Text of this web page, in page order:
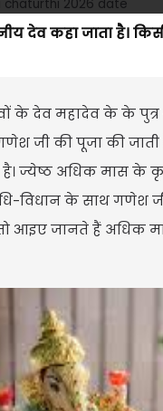
देव कहा जाता है।
के देव महादेव के के
जी की पूजा की
ज्येष्ठ अधिक मास के
विधान के साथ
आइए जानते हैं अधिक